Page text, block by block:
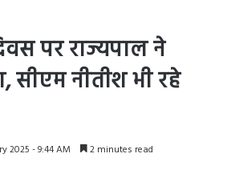
पर राज्यपाल ने
सीएम नीतीश भी रहे
2025 - 9:44 AM 2 minutes read